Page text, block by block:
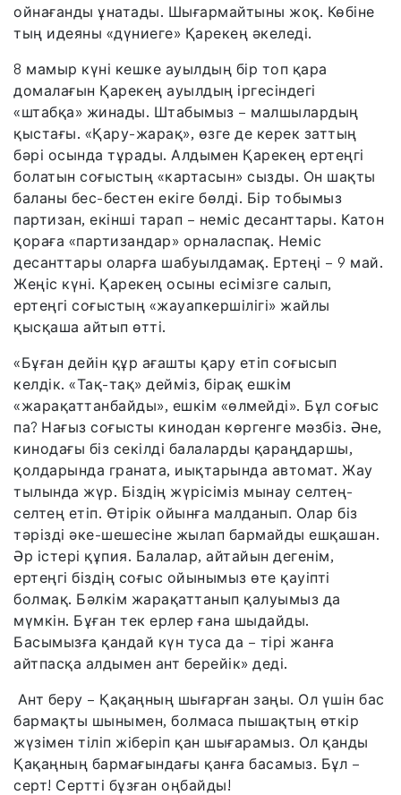
ойнағанды ұнатады. Шығармайтыны жоқ. Көбіне
тың идеяны «дүниеге» Қарекең әкеледі.
8 мамыр күні кешке ауылдың бір топ қара
домалағын Қарекең ауылдың іргесіндегі
«штабқа» жинады. Штабымыз – малшылардың
қыстағы. «Қару-жарақ», өзге де керек заттың
бәрі осында тұрады. Алдымен Қарекең ертеңгі
болатын соғыстың «картасын» сызды. Он шақты
баланы бес-бестен екіге бөлді. Бір тобымыз
партизан, екінші тарап – неміс десанттары. Катон
қораға «партизандар» орналаспақ. Неміс
десанттары оларға шабуылдамақ. Ертеңі – 9 май.
Жеңіс күні. Қарекең осыны есімізге салып,
ертеңгі соғыстың «жауапкершілігі» жайлы
қысқаша айтып өтті.
«Бұған дейін құр ағашты қару етіп соғысып
келдік. «Тақ-тақ» дейміз, бірақ ешкім
«жарақаттанбайды», ешкім «өлмейді». Бұл соғыс
па? Нағыз соғысты кинодан көргенге мәзбіз. Әне,
кинодағы біз секілді балаларды қараңдаршы,
қолдарында граната, иықтарында автомат. Жау
тылында жүр. Біздің жүрісіміз мынау селтең-
селтең етіп. Өтірік ойынға малданып. Олар біз
тәрізді әке-шешесіне жылап бармайды ешқашан.
Әр істері құпия. Балалар, айтайын дегенім,
ертеңгі біздің соғыс ойынымыз өте қауіпті
болмақ. Бәлкім жарақаттанып қалуымыз да
мүмкін. Бұған тек ерлер ғана шыдайды.
Басымызға қандай күн туса да – тірі жанға
айтпасқа алдымен ант берейік» деді.
Ант беру – Қақаңның шығарған заңы. Ол үшін бас
бармақты шынымен, болмаса пышақтың өткір
жүзімен тіліп жіберіп қан шығарамыз. Ол қанды
Қақаңның бармағындағы қанға басамыз. Бұл –
серт! Сертті бұзған оңбайды!